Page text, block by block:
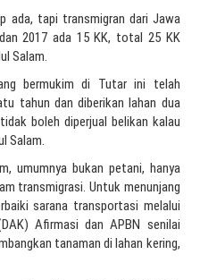
ada, tapi transmigran dari Jawa
2017 ada 15 KK, total 25 KK
Salam.
bermukim di Tutar ini telah
tahun dan diberikan lahan dua
boleh diperjual belikan kalau
Salam.
umumnya bukan petani, hanya
transmigrasi. Untuk menunjang
sarana transportasi melalui
Afirmasi dan APBN senilai
tanaman di lahan kering,